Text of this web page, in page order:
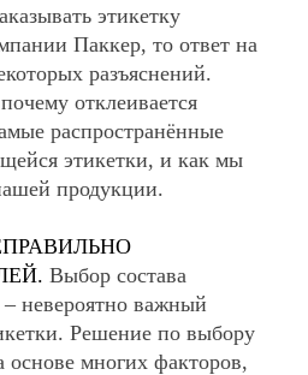
этикетку
Паккер, то ответ на
разъяснений.
отклеивается
распространённые
этикетки, и как мы
продукции.
Выбор состава
невероятно важный
Решение по выбору
основе многих факторов,